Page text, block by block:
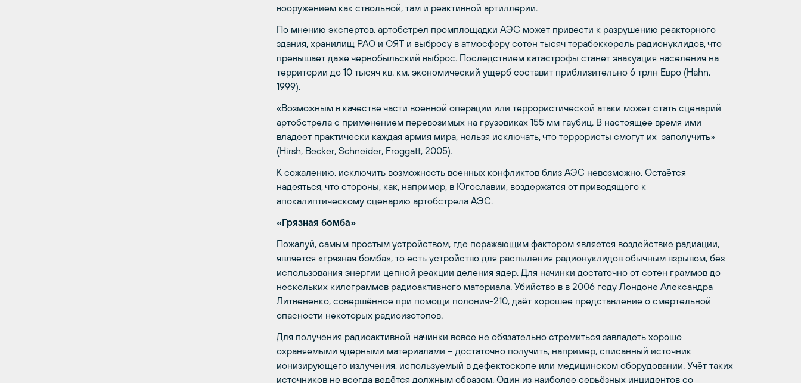
вооружением как ствольной, там и реактивной артиллерии.
По мнению экспертов, артобстрел промплощадки АЭС может привести к разрушению реакторного
здания, хранилищ РАО и ОЯТ и выбросу в атмосферу сотен тысяч терабеккерель радионуклидов, что
превышает даже чернобыльский выброс. Последствием катастрофы станет эвакуация населения на
территории до 10 тысяч кв. км, экономический ущерб составит приблизительно 6 трлн Евро (Hahn,
1999).
«Возможным в качестве части военной операции или террористической атаки может стать сценарий
артобстрела с применением перевозимых на грузовиках 155 мм гаубиц. В настоящее время ими
владеет практически каждая армия мира, нельзя исключать, что террористы смогут их заполучить»
(Hirsh, Becker, Schneider, Froggatt, 2005).
К сожалению, исключить возможность военных конфликтов близ АЭС невозможно. Остаётся
надеяться, что стороны, как, например, в Югославии, воздержатся от приводящего к
апокалиптическому сценарию артобстрела АЭС.
«Грязная бомба»
Пожалуй, самым простым устройством, где поражающим фактором является воздействие радиации,
является «грязная бомба», то есть устройство для распыления радионуклидов обычным взрывом, без
использования энергии цепной реакции деления ядер. Для начинки достаточно от сотен граммов до
нескольких килограммов радиоактивного материала. Убийство в в 2006 году Лондоне Александра
Литвененко, совершённое при помощи полония-210, даёт хорошее представление о смертельной
опасности некоторых радиоизотопов.
Для получения радиоактивной начинки вовсе не обязательно стремиться завладеть хорошо
охраняемыми ядерными материалами – достаточно получить, например, списанный источник
ионизирующего излучения, используемый в дефектоскопе или медицинском оборудовании. Учёт таких
источников не всегда ведётся должным образом. Один из наиболее серьёзных инцидентов со